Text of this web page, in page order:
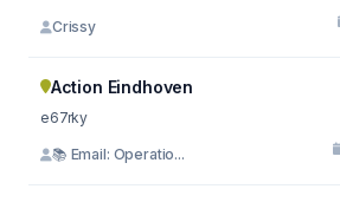
Crissy
Action Eindhoven
e67rky
📚 Email: Operatio...